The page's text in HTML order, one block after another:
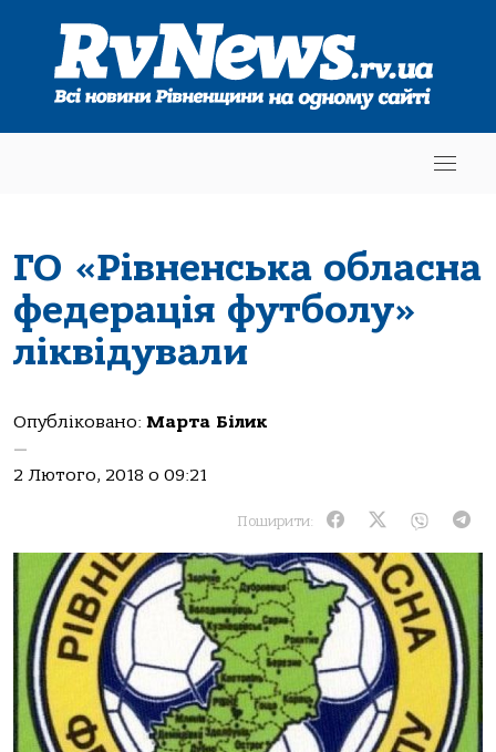
ГО «Рівненська обласна
федерація футболу»
ліквідували
Опубліковано: Марта Білик
—
2 Лютого, 2018 о 09:21
Поширити: